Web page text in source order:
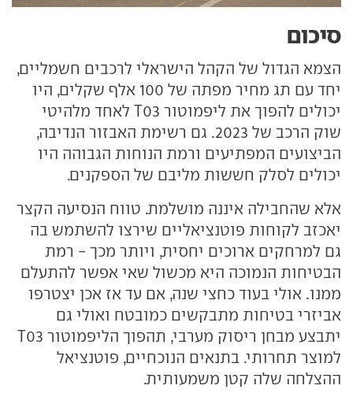
סיכום
הצמא הגדול של הקהל הישראלי לרכבים חשמליים,
יחד עם תג מחיר מפתה של 100 אלף שקלים, היו
יכולים להפוך את ליפמוטור T03 לאחד מלהיטי
שוק הרכב של 2023. גם רשימת האבזור הנדיבה,
הביצועים המפתיעים ורמת הנוחות הגבוהה היו
יכולים לסלק חששות מליבם של הספקנים.
אלא שהחבילה איננה מושלמת. טווח הנסיעה הקצר
יאכזב לקוחות פוטנציאליים שירצו להשתמש בה
גם למרחקים ארוכים יחסית, ויותר מכך - רמת
הבטיחות הנמוכה היא מכשול שאי אפשר להתעלם
ממנו. אולי בעוד כחצי שנה, אם עד אז אכן יצטרפו
אביזרי בטיחות מתבקשים כמובטח ואולי גם
יתבצע מבחן ריסוק מערבי, תהפוך הליפמוטור T03
למוצר תחרותי. בתנאים הנוכחיים, פוטנציאל
ההצלחה שלה קטן משמעותית.